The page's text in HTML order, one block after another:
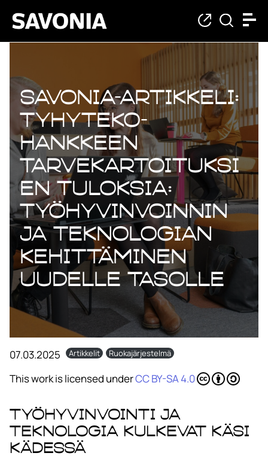
Savonia-artikkeli:
TyhyTeko-
hankkeen
tarvekartoituksi
en tuloksia:
Työhyvinvoinnin
ja teknologian
kehittäminen
uudelle tasolle
07.03.2025 Artikkelit Ruokajärjestelmä
This work is licensed underCC BY-SA 4.0
Työhyvinvointi ja
teknologia kulkevat käsi
kädessä